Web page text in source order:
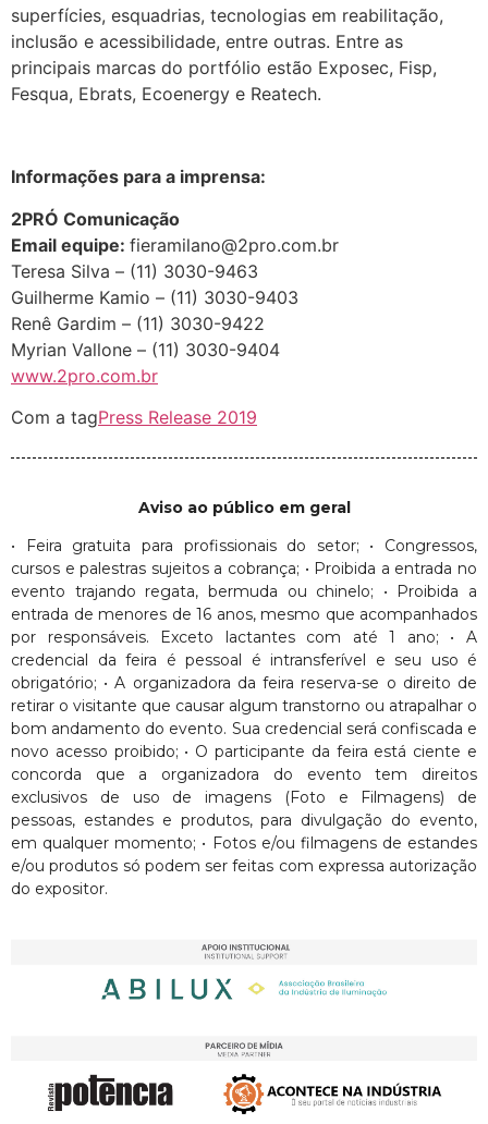
superfícies, esquadrias, tecnologias em reabilitação,
inclusão e acessibilidade, entre outras. Entre as
principais marcas do portfólio estão Exposec, Fisp,
Fesqua, Ebrats, Ecoenergy e Reatech.
Informações para a imprensa:
2PRÓ Comunicação
Email equipe: fieramilano@2pro.com.br
Teresa Silva – (11) 3030-9463
Guilherme Kamio – (11) 3030-9403
Renê Gardim – (11) 3030-9422
Myrian Vallone – (11) 3030-9404
www.2pro.com.br
Com a tagPress Release 2019
Aviso ao público em geral
• Feira gratuita para profissionais do setor; • Congressos,
cursos e palestras sujeitos a cobrança; • Proibida a entrada no
evento trajando regata, bermuda ou chinelo; • Proibida a
entrada de menores de 16 anos, mesmo que acompanhados
por responsáveis. Exceto lactantes com até 1 ano; • A
credencial da feira é pessoal é intransferível e seu uso é
obrigatório; • A organizadora da feira reserva-se o direito de
retirar o visitante que causar algum transtorno ou atrapalhar o
bom andamento do evento. Sua credencial será confiscada e
novo acesso proibido; • O participante da feira está ciente e
concorda que a organizadora do evento tem direitos
exclusivos de uso de imagens (Foto e Filmagens) de
pessoas, estandes e produtos, para divulgação do evento,
em qualquer momento; • Fotos e/ou filmagens de estandes
e/ou produtos só podem ser feitas com expressa autorização
do expositor.